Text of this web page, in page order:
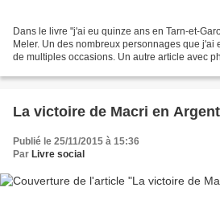
Dans le livre "j'ai eu quinze ans en Tarn-et-
Meler. Un des nombreux personnages que j'ai
de multiples occasions. Un autre article avec
La victoire de Macri en
Publié le 25/11/2015 à 15:36
Par Livre social